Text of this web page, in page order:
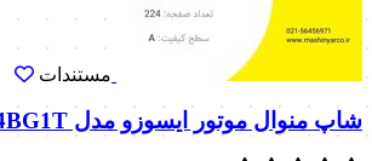
مستندات
شاپ منوال موتور ایسوزو مدل 4BG1T